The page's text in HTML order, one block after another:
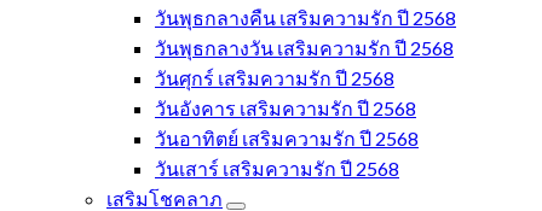
วันพุธกลางคืน เสริมความรัก ปี 2568
วันพุธกลางวัน เสริมความรัก ปี 2568
วันศุกร์ เสริมความรัก ปี 2568
วันอังคาร เสริมความรัก ปี 2568
วันอาทิตย์ เสริมความรัก ปี 2568
วันเสาร์ เสริมความรัก ปี 2568
เสริมโชคลาภ